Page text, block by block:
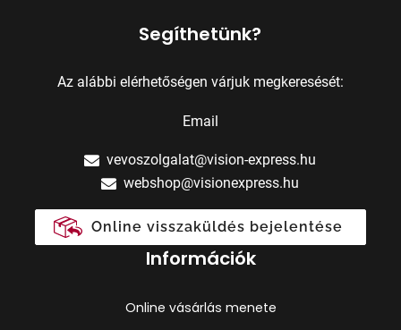
Segíthetünk?
Az alábbi elérhetőségen várjuk megkeresését:
Email
vevoszolgalat@vision-express.hu
webshop@visionexpress.hu
Online visszaküldés bejelentése
Információk
Online vásárlás menete